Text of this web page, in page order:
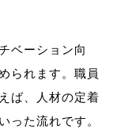
ベーション向
られます。職員
ば、人材の定着
った流れです。